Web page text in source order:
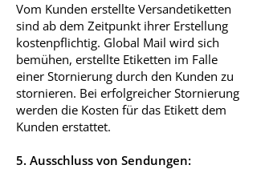
Vom Kunden erstellte Versandetiketten
sind ab dem Zeitpunkt ihrer Erstellung
kostenpflichtig. Global Mail wird sich
bemühen, erstellte Etiketten im Falle
einer Stornierung durch den Kunden zu
stornieren. Bei erfolgreicher Stornierung
werden die Kosten für das Etikett dem
Kunden erstattet.
5. Ausschluss von Sendungen: